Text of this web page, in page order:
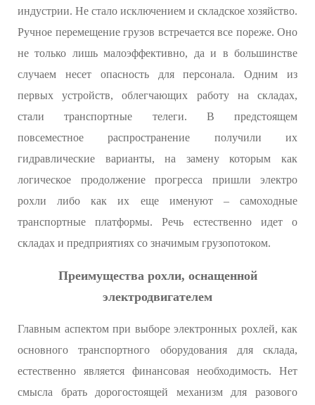
индустрии. Не стало исключением и складское хозяйство.
Ручное перемещение грузов встречается все пореже. Оно
не только лишь малоэффективно, да и в большинстве
случаем несет опасность для персонала. Одним из
первых устройств, облегчающих работу на складах,
стали транспортные телеги. В предстоящем
повсеместное распространение получили их
гидравлические варианты, на замену которым как
логическое продолжение прогресса пришли электро
рохли либо как их еще именуют – самоходные
транспортные платформы. Речь естественно идет о
складах и предприятиях со значимым грузопотоком.
Преимущества рохли, оснащенной
электродвигателем
Главным аспектом при выборе электронных рохлей, как
основного транспортного оборудования для склада,
естественно является финансовая необходимость. Нет
смысла брать дорогостоящей механизм для разового